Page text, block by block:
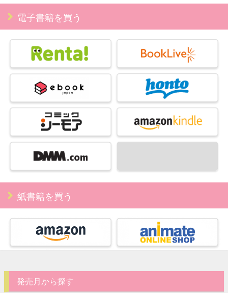
電子書籍を買う
紙書籍を買う
発売月から探す